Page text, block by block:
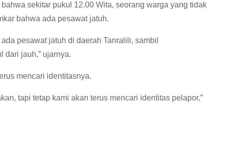
sekitar pukul 12.00 Wita, seorang warga yang tidak
bahwa ada pesawat jatuh.
pesawat jatuh di daerah Tanralili, sambil
dari jauh,” ujarnya.
mencari identitasnya.
tapi tetap kami akan terus mencari identitas pelapor,”